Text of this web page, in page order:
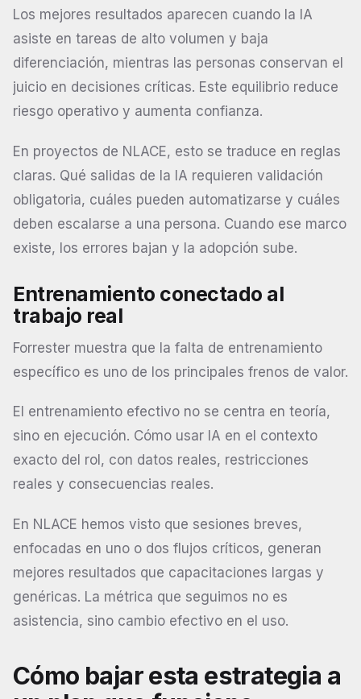
Los mejores resultados aparecen cuando la IA
asiste en tareas de alto volumen y baja
diferenciación, mientras las personas conservan el
juicio en decisiones críticas. Este equilibrio reduce
riesgo operativo y aumenta confianza.
En proyectos de NLACE, esto se traduce en reglas
claras. Qué salidas de la IA requieren validación
obligatoria, cuáles pueden automatizarse y cuáles
deben escalarse a una persona. Cuando ese marco
existe, los errores bajan y la adopción sube.
Entrenamiento conectado al
trabajo real
Forrester muestra que la falta de entrenamiento
específico es uno de los principales frenos de valor.
El entrenamiento efectivo no se centra en teoría,
sino en ejecución. Cómo usar IA en el contexto
exacto del rol, con datos reales, restricciones
reales y consecuencias reales.
En NLACE hemos visto que sesiones breves,
enfocadas en uno o dos flujos críticos, generan
mejores resultados que capacitaciones largas y
genéricas. La métrica que seguimos no es
asistencia, sino cambio efectivo en el uso.
Cómo bajar esta estrategia a